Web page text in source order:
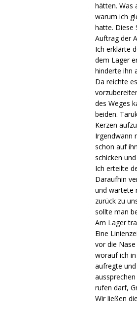
hätten. Was
warum ich
hatte. Diese
Auftrag der
Ich erklärte
dem Lager
hinderte ihn
Da reichte
des Weges
beiden.
Kerzen
Irgendwann
schon auf
schicken
Ich erteilte
Daraufhin
und wartete
zurück zu
sollte man
Am Lager
Eine
vor die
worauf ich
aufregte
rufen darf,
Wir ließen